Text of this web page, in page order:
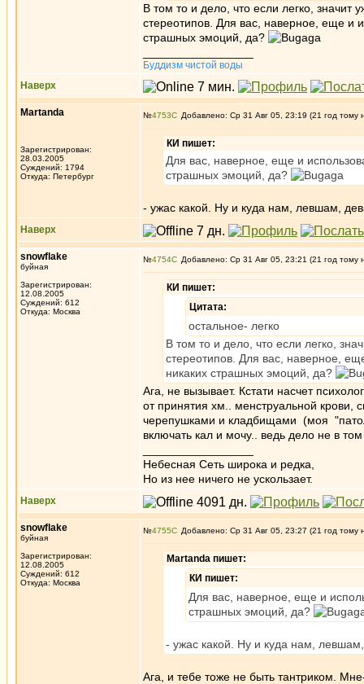
В том то и дело, что если легко, значит
стереотипов. Для вас, наверное, еще и
страшных эмоций, да?
Буддизм чистой воды
Наверх
Martanda
Зарегистрирован:
28.03.2005
Суждений: 1794
Откуда: Петербург
№4753 Добавлено: Ср 31 Авг 05, 23:19 (21 год тому
КИ пишет:
Для вас, наверное, еще и
страшных эмоций, да?
- ужас какой. Ну и куда нам, левшам,
Наверх
snowflake
буйная
Зарегистрирован:
12.08.2005
Суждений: 612
Откуда: Москва
№4754 Добавлено: Ср 31 Авг 05, 23:21 (21 год тому
КИ пишет:
Цитата:
остальное- легко
В том то и дело, что если легко,
стереотипов. Для вас, наверное,
никаких страшных эмоций, да?
Ага, не вызывает. Кстати насчет
от принятия хм.. менструальной крови,
черепушками и кладбищами (моя
включать кал и мочу.. ведь дело не в
Небесная Сеть широка и редка,
Но из нее ничего не ускользает.
Наверх
snowflake
буйная
Зарегистрирован:
12.08.2005
Суждений: 612
Откуда: Москва
№4755 Добавлено: Ср 31 Авг 05, 23:27 (21 год тому
Martanda пишет:
КИ пишет:
Для вас, наверное, еще и
страшных эмоций, да?
- ужас какой. Ну и куда нам,
Ага, и тебе тоже не быть тантриком.